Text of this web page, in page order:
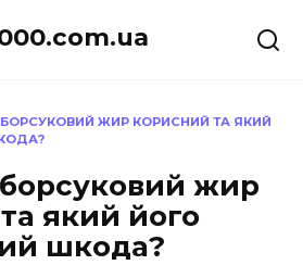
ЖИР КОРИСНИЙ ТА ЯКИЙ
жир
який його
шкода?